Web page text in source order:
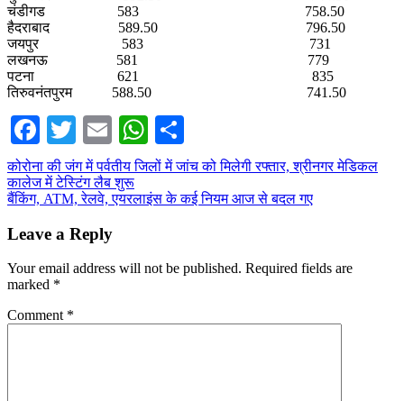
चंडीगड 583 758.50
हैदराबाद 589.50 796.50
जयपुर 583 731
लखनऊ 581 779
पटना 621 835
तिरुवनंतपुरम 588.50 741.50
Facebook
TwitterEmailWhatsApp
Post
navigation
कोरोना की जंग में पर्वतीय जिलों में जांच को मिलेगी रफ्तार, श्रीनगर मेडिकल
कालेज में टेस्टिंग लैब शुरू
बैंकिंग, ATM, रेलवे, एयरलाइंस के कई नियम आज से बदल गए
Leave a Reply
Your email address will not be published. Required fields are
marked *
Comment *